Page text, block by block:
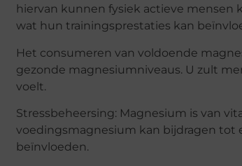
hiervan kunnen fysiek actieve
wat hun trainingsprestaties kan
Het consumeren van voldoende
gezonde magnesiumniveaus. U zult
voelt.
Stressbeheersing: Magnesium is van
voedingsmagnesium kan bijdragen tot
beïnvloeden.